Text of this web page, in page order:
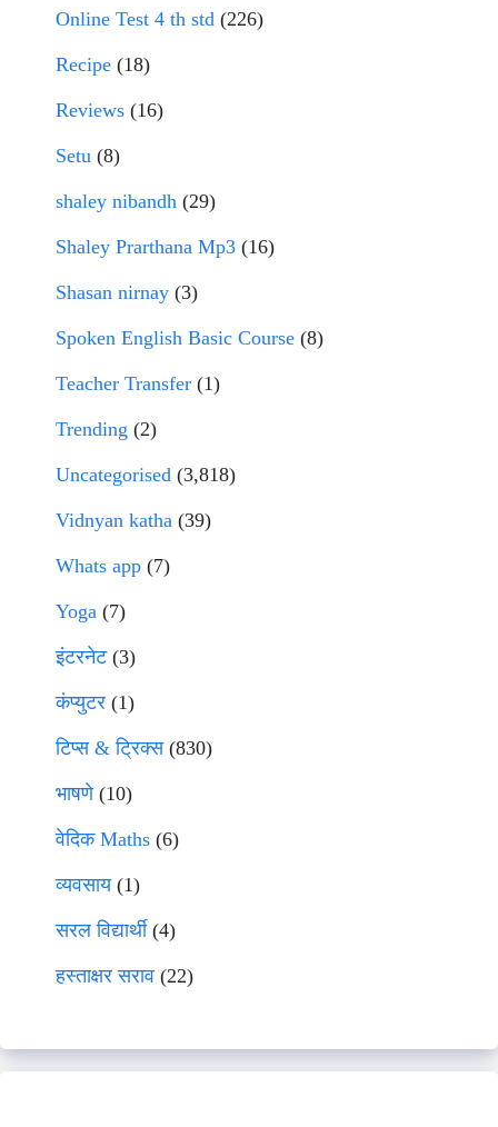
Online Test 4 th std (226)
Recipe (18)
Reviews (16)
Setu (8)
shaley nibandh (29)
Shaley Prarthana Mp3 (16)
Shasan nirnay (3)
Spoken English Basic Course (8)
Teacher Transfer (1)
Trending (2)
Uncategorised (3,818)
Vidnyan katha (39)
Whats app (7)
Yoga (7)
इंटरनेट(3)
कंप्युटर (1)
टिप्स & ट्रिक्स(830)
भाषणे(10)
वेदिक Maths (6)
व्यवसाय(1)
सरल विद्यार्थी(4)
हस्ताक्षर सराव (22)